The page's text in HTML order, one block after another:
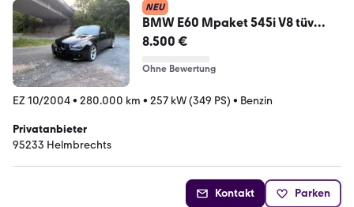
NEU
BMW E60 Mpaket 545i V8 tüv
02/2028
8.500 €
Ohne Bewertung
EZ 10/2004• 280.000 km • 257 kW (349 PS) • Benzin
Privatanbieter
95233 Helmbrechts
Kontakt Parken